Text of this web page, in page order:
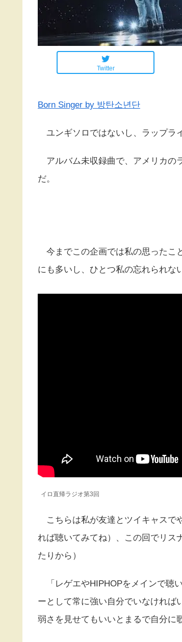
Twitter
Born Singer by 방탄소년단
ユンギソロではないし、ラップラ
アルバム未収録曲で、アメリカの
だ。
今までこの企画では私の思ったこ
にも多いし、ひとつ私の忘れられな
イロ直帰ラジオ第3回
こちらは私が友達とツイキャスで
れば聴いてみてね）、この回でリス
たりから）
「レゲエやHIPHOPをメインで聴
ーとして常に強い自分でいなければ
弱さを見せてもいいとまるで自分に